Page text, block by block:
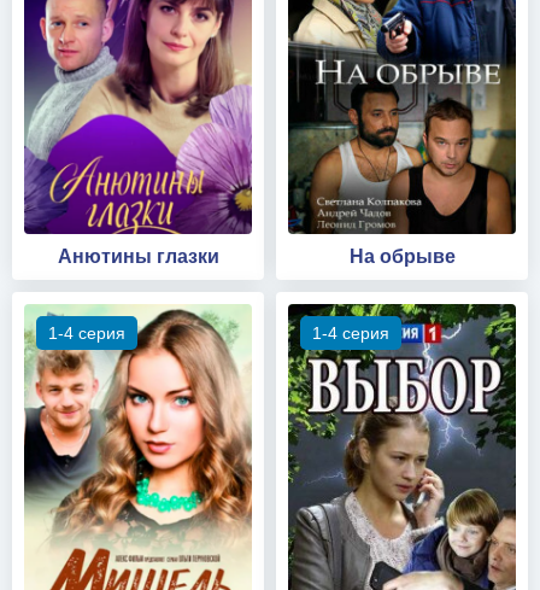
Анютины глазки На обрыве
1-4 серия 1-4 серия